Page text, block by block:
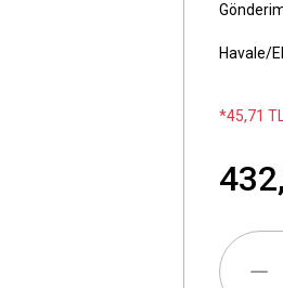
Havale/
*45,71